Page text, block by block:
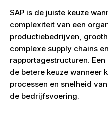
SAP is de juiste keuze
complexiteit van een
productiebedrijven,
complexe supply chains
rapportagestructuren.
de betere keuze wanneer
processen en snelheid
de bedrijfsvoering.